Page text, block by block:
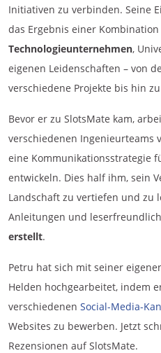
Initiativen zu verbinden. Seine
das Ergebnis einer
Technologieunternehmen,
eigenen Leidenschaften – von
verschiedene Projekte bis hin
Bevor er zu SlotsMate kam,
verschiedenen Ingenieurteams
eine Kommunikationsstrategie
entwickeln. Dies half ihm, sein
Landschaft zu vertiefen und zu
Anleitungen und
erstellt.
Petru hat sich mit seiner
Helden hochgearbeitet, indem
verschiedenen Social-Media-
Websites zu bewerben. Jetzt
Rezensionen auf SlotsMate.